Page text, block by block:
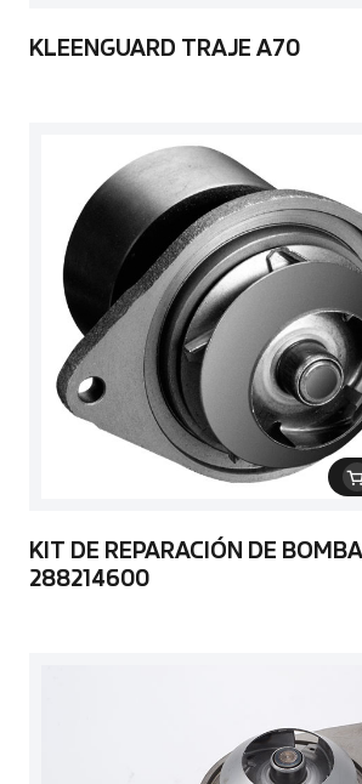
KLEENGUARD TRAJE A70
KIT DE REPARACIÓN DE
288214600